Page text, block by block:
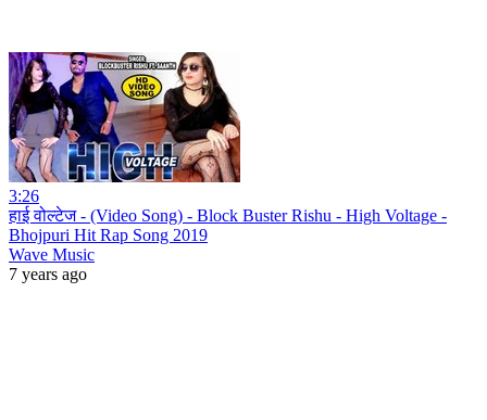
3:26
हाई वोल्टेज - (Video Song) - Block Buster Rishu - High Voltage -
Bhojpuri Hit Rap Song 2019
Wave Music
7 years ago